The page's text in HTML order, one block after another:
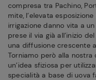
compresa tra Pachino,
mite, l’elevata
irrigazione danno vita a
prese il via già all’inizio
una diffusione crescente
Torniamo però alla
un’idea sfiziosa per
specialità a base di uova